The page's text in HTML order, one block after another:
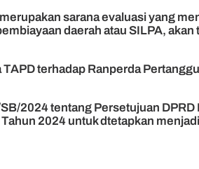
sarana evaluasi yang
daerah atau SILPA,
terhadap Ranperda
2024 tentang Persetujuan
2024 untuk dtetapkan